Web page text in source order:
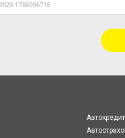
Автокредит